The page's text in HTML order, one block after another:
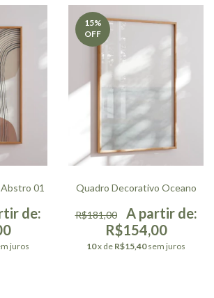
01
juros
15%
OFF
Quadro Decorativo Oceano
R$181,00
R$154,00
10x de R$15,40 sem juros